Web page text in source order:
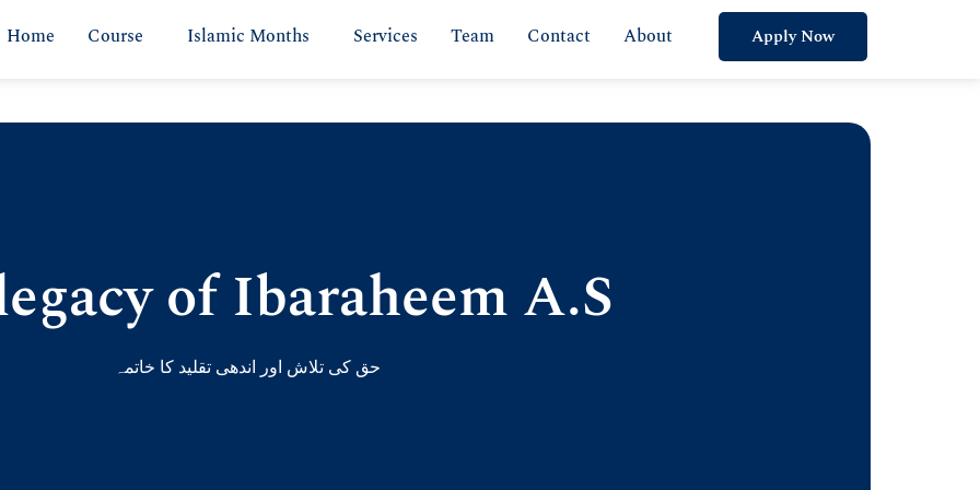
Home Course Islamic Months Services Team Contact About Apply Now
of Ibaraheem A.S
حق کی تلاش اور اندھی تقلید کا خاتمہ